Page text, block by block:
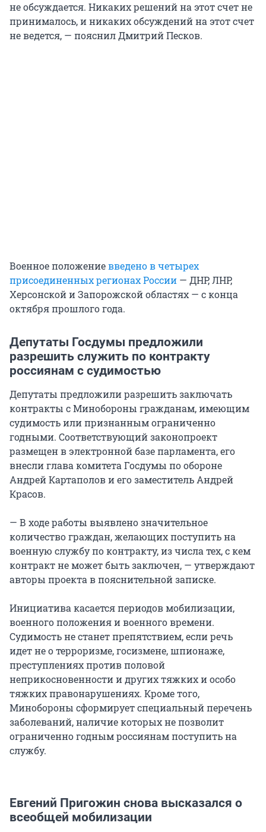
не обсуждается. Никаких решений на этот счет не
принималось, и никаких обсуждений на этот счет
не ведется, — пояснил Дмитрий Песков.
Военное положениевведено в четырех
присоединенных регионах России — ДНР, ЛНР,
Херсонской и Запорожской областях — с конца
октября прошлого года.
Депутаты Госдумы предложили
разрешить служить по контракту
россиянам с судимостью
Депутаты предложили разрешить заключать
контракты с Минобороны гражданам, имеющим
судимость или признанным ограниченно
годными. Соответствующий законопроект
размещен в электронной базе парламента, его
внесли глава комитета Госдумы по обороне
Андрей Картаполов и его заместитель Андрей
Красов.
— В ходе работы выявлено значительное
количество граждан, желающих поступить на
военную службу по контракту, из числа тех, с кем
контракт не может быть заключен, — утверждают
авторы проекта в пояснительной записке.
Инициатива касается периодов мобилизации,
военного положения и военного времени.
Судимость не станет препятствием, если речь
идет не о терроризме, госизмене, шпионаже,
преступлениях против половой
неприкосновенности и других тяжких и особо
тяжких правонарушениях. Кроме того,
Минобороны сформирует специальный перечень
заболеваний, наличие которых не позволит
ограниченно годным россиянам поступить на
службу.
Евгений Пригожин снова высказался о
всеобщей мобилизации